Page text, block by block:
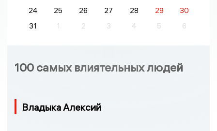
24
25 26 27 28 29
30
31
1 2 3 4 5 6
100 самых влиятельных людей
Владыка Алексий